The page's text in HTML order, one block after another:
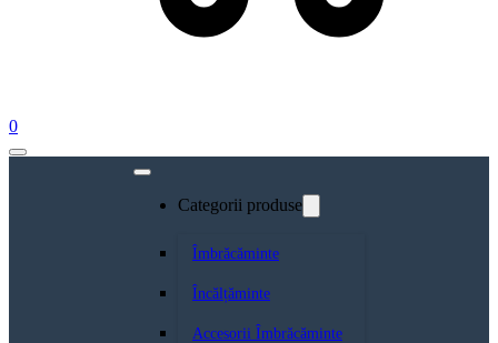
0
Categorii produse
Îmbrăcăminte
Încălțăminte
Accesorii Îmbrăcăminte